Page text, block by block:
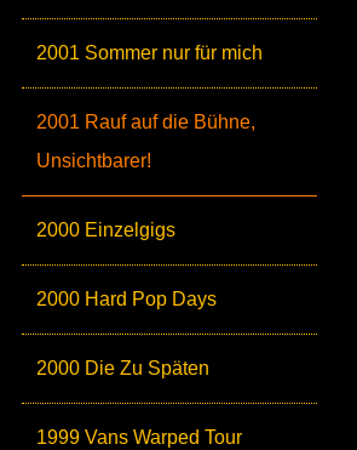
2001 Sommer nur für mich
2001 Rauf auf die Bühne,
Unsichtbarer!
2000 Einzelgigs
2000 Hard Pop Days
2000 Die Zu Späten
1999 Vans Warped Tour